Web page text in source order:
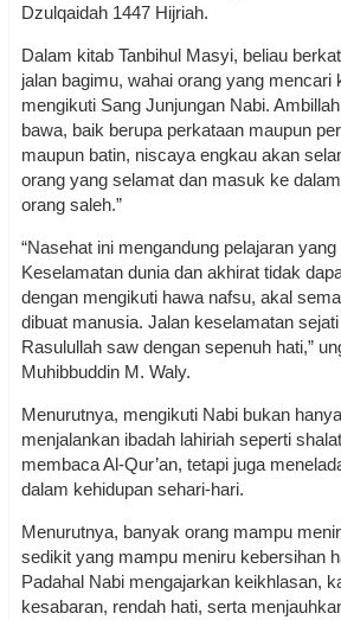
Dzulqaidah 1447 Hijriah.
Dalam kitab Tanbihul Masyi, beliau
jalan bagimu, wahai orang yang mencari
mengikuti Sang Junjungan Nabi.
bawa, baik berupa perkataan maupun
maupun batin, niscaya engkau akan
orang yang selamat dan masuk ke
orang saleh.”
“Nasehat ini mengandung pelajaran
Keselamatan dunia dan akhirat tidak
dengan mengikuti hawa nafsu, akal
dibuat manusia. Jalan keselamatan
Rasulullah saw dengan sepenuh hati,”
Muhibbuddin M. Waly.
Menurutnya, mengikuti Nabi bukan
menjalankan ibadah lahiriah seperti
membaca Al-Qur’an, tetapi juga
dalam kehidupan sehari-hari.
Menurutnya, banyak orang mampu
sedikit yang mampu meniru kebersihan
Padahal Nabi mengajarkan keikhlasan,
kesabaran, rendah hati, serta